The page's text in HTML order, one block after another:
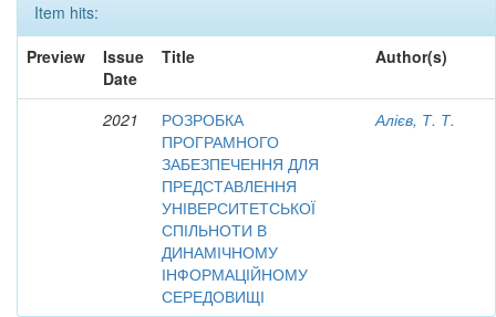
Item hits:
Preview
Issue
Date
Title Author(s)
2021
РОЗРОБКА
ПРОГРАМНОГО
ЗАБЕЗПЕЧЕННЯ ДЛЯ
ПРЕДСТАВЛЕННЯ
УНІВЕРСИТЕТСЬКОЇ
СПІЛЬНОТИ В
ДИНАМІЧНОМУ
ІНФОРМАЦІЙНОМУ
СЕРЕДОВИЩІ
Алієв, Т. Т.